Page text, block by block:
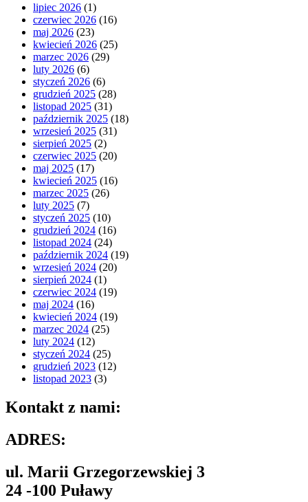
lipiec 2026 (1)
czerwiec 2026 (16)
maj 2026 (23)
kwiecień 2026 (25)
marzec 2026 (29)
luty 2026 (6)
styczeń 2026 (6)
grudzień 2025 (28)
listopad 2025 (31)
październik 2025 (18)
wrzesień 2025 (31)
sierpień 2025 (2)
czerwiec 2025 (20)
maj 2025 (17)
kwiecień 2025 (16)
marzec 2025 (26)
luty 2025 (7)
styczeń 2025 (10)
grudzień 2024 (16)
listopad 2024 (24)
październik 2024 (19)
wrzesień 2024 (20)
sierpień 2024 (1)
czerwiec 2024 (19)
maj 2024 (16)
kwiecień 2024 (19)
marzec 2024 (25)
luty 2024 (12)
styczeń 2024 (25)
grudzień 2023 (12)
listopad 2023 (3)
Kontakt z nami:
ADRES:
ul. Marii Grzegorzewskiej 3
24 -100 Puławy